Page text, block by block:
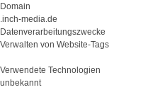
Domain
.inch-media.de
Datenverarbeitungszwecke
Verwalten von Website-Tags
Verwendete Technologien
unbekannt